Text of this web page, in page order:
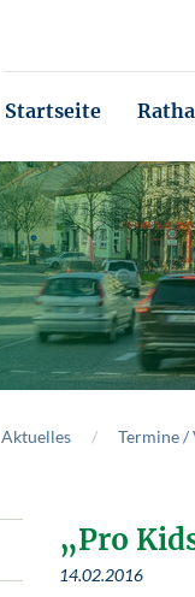
Startseite
Aktuelles Termine /
„Pro
14.02.2016